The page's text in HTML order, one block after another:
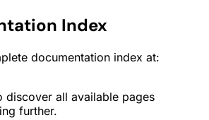
Index
documentation index at:
discover all available pages
further.